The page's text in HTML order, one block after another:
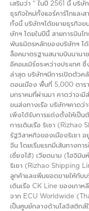
เสริมว่า “ ในปี 2561 นี้ บริษั
ธุรกิจใหม่ทั้งแอร์คาร์โกและ
ทั้งนี้ บริษัทฯได้ขยายธุรกิจข
ษัทฯ โดยในปีนี้ สายการบินไท
พันธมิตรหลักของบริษัทฯ ได้
ล็อคมาตรฐานสนามบินนาน
อีคอมเมิร์ซระหว่างประเทศ
ล่าสุด บริษัทฯมีการเปิดตัวค
ดอนเมือง พื้นที่ 5,000 ตารา
มกราคมที่ผ่านมา คาดว่าจะ
ขนส่งทางเรือ บริษัทฯคาดว่
เพิ่งได้รับการแต่งตั้งให้เป็น
การเดินเรือ ริเชา (Rizhao
รัฐวิสาหกิจของเมืองริเชา
จีน โดยเริ่มแรกมีเส้นทางกา
เซี่ยงไฮ้) เวียดนาม (โฮจิมิน
ริเชา (Rizhao Shipping
ลูกค้าและเพิ่มยอดขายให้กับ
เดินเรือ CK Line ของเกา
จาก ECU Worldwide
เป็นศูนย์กลางด้านโลจิสติก